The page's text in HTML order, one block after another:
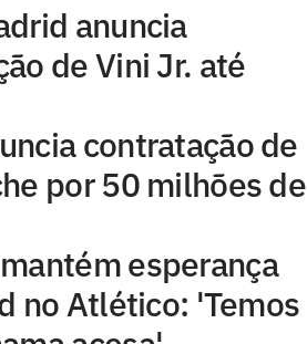
anuncia
de Vini Jr. até
contratação de
por 50 milhões de
esperança
no Atlético: 'Temos